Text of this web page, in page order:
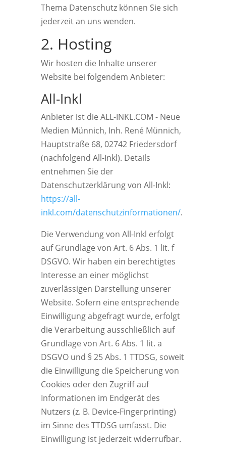
Thema Datenschutz können Sie sich
jederzeit an uns wenden.
2. Hosting
Wir hosten die Inhalte unserer
Website bei folgendem Anbieter:
All-Inkl
Anbieter ist die ALL-INKL.COM - Neue
Medien Münnich, Inh. René Münnich,
Hauptstraße 68, 02742 Friedersdorf
(nachfolgend All-Inkl). Details
entnehmen Sie der
Datenschutzerklärung von All-Inkl:
https://all-
inkl.com/datenschutzinformationen/.
Die Verwendung von All-Inkl erfolgt
auf Grundlage von Art. 6 Abs. 1 lit. f
DSGVO. Wir haben ein berechtigtes
Interesse an einer möglichst
zuverlässigen Darstellung unserer
Website. Sofern eine entsprechende
Einwilligung abgefragt wurde, erfolgt
die Verarbeitung ausschließlich auf
Grundlage von Art. 6 Abs. 1 lit. a
DSGVO und § 25 Abs. 1 TTDSG, soweit
die Einwilligung die Speicherung von
Cookies oder den Zugriff auf
Informationen im Endgerät des
Nutzers (z. B. Device-Fingerprinting)
im Sinne des TTDSG umfasst. Die
Einwilligung ist jederzeit widerrufbar.